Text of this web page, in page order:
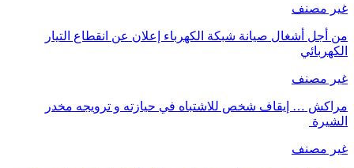
غير مصنف
من أجل أشغال صيانة شبكة الكهرباء إعلان عن انقطاع التيار
الكهربائي
غير مصنف
مراكش … إيقاف شخص للاشتباه في حيازته و ترويجه مخدر
الشيرة
غير مصنف